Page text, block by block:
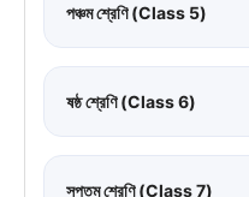
পঞ্চম শ্রেণি (Class 5)
ষষ্ঠ শ্রেণি (Class 6)
সপ্তম শ্রেণি (Class 7)